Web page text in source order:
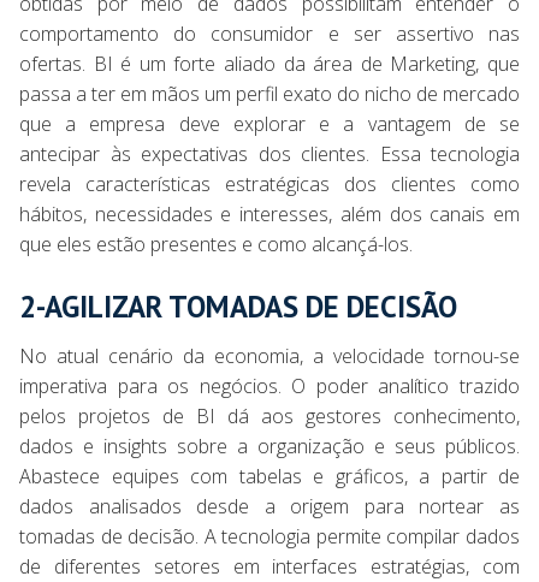
comportamento do consumidor e ser assertivo nas
ofertas. BI é um forte aliado da área de Marketing, que
passa a ter em mãos um perfil exato do nicho de mercado
que a empresa deve explorar e a vantagem de se
antecipar às expectativas dos clientes. Essa tecnologia
revela características estratégicas dos clientes como
hábitos, necessidades e interesses, além dos canais em
que eles estão presentes e como alcançá-los.
2-AGILIZAR TOMADAS DE DECISÃO
No atual cenário da economia, a velocidade tornou-se
imperativa para os negócios. O poder analítico trazido
pelos projetos de BI dá aos gestores conhecimento,
dados e insights sobre a organização e seus públicos.
Abastece equipes com tabelas e gráficos, a partir de
dados analisados desde a origem para nortear as
tomadas de decisão. A tecnologia permite compilar dados
de diferentes setores em interfaces estratégias, com